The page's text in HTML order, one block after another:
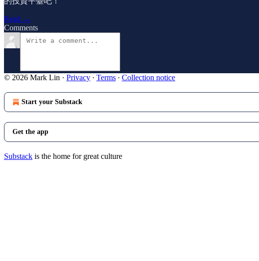
Read →
Comments
© 2026 Mark Lin · Privacy ∙ Terms ∙ Collection notice
Start your Substack
Get the app
Substack is the home for great culture